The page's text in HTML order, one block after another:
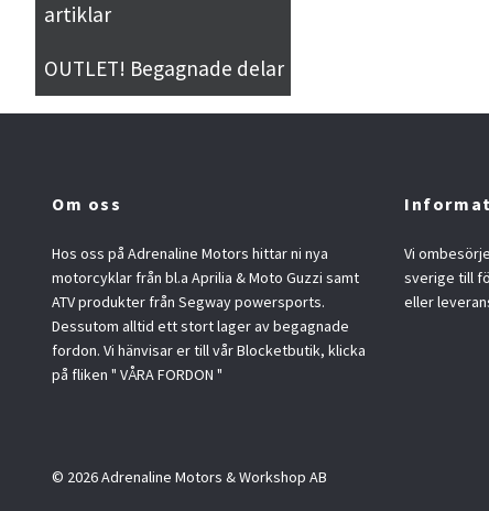
artiklar
OUTLET! Begagnade delar
Om oss
Hos oss på Adrenaline Motors hittar ni nya
motorcyklar från bl.a Aprilia & Moto Guzzi samt
ATV produkter från Segway powersports.
Dessutom alltid ett stort lager av begagnade
fordon. Vi hänvisar er till vår Blocketbutik, klicka
på fliken " VÅRA FORDON "
Vi
sverige till
eller
© 2026 Adrenaline Motors & Workshop AB